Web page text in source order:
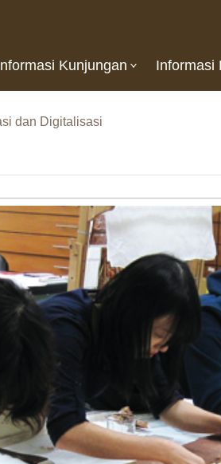
Kunjungan Informasi
dan Digitalisasi